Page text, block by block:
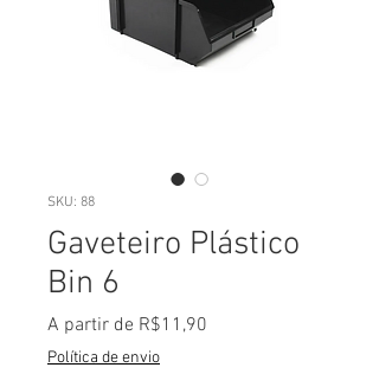
SKU: 88
Gaveteiro Plástico
Bin 6
A partir de R$11,90
Política de envio